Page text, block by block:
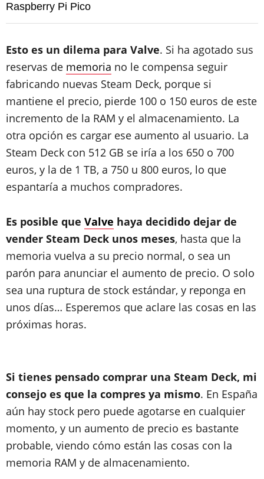
Raspberry Pi Pico
Esto es un dilema para Valve. Si ha agotado sus
reservas de memoria no le compensa seguir
fabricando nuevas Steam Deck, porque si
mantiene el precio, pierde 100 o 150 euros de este
incremento de la RAM y el almacenamiento. La
otra opción es cargar ese aumento al usuario. La
Steam Deck con 512 GB se iría a los 650 o 700
euros, y la de 1 TB, a 750 u 800 euros, lo que
espantaría a muchos compradores.
Es posible que Valve haya decidido dejar de
vender Steam Deck unos meses, hasta que la
memoria vuelva a su precio normal, o sea un
parón para anunciar el aumento de precio. O solo
sea una ruptura de stock estándar, y reponga en
unos días… Esperemos que aclare las cosas en las
próximas horas.
Si tienes pensado comprar una Steam Deck, mi
consejo es que la compres ya mismo. En España
aún hay stock pero puede agotarse en cualquier
momento, y un aumento de precio es bastante
probable, viendo cómo están las cosas con la
memoria RAM y de almacenamiento.